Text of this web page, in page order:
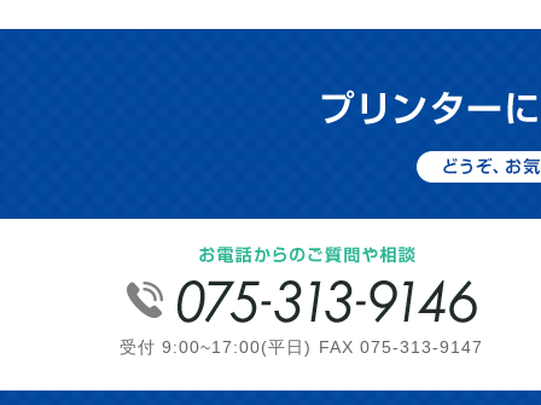
受付 9:00~17:00(平日) FAX 075-313-9147